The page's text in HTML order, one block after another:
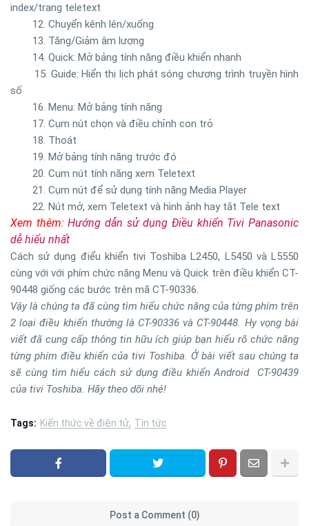
index/trang teletext
12. Chuyển kênh lên/xuống
13. Tăng/Giảm âm lượng
14. Quick: Mở bảng tính năng điều khiển nhanh
15. Guide: Hiển thị lịch phát sóng chương trình truyền hình
số
16. Menu: Mở bảng tính năng
17. Cụm nút chọn và điều chỉnh con trỏ
18. Thoát
19. Mở bảng tính năng trước đó
20. Cụm nút tính năng xem Teletext
21. Cụm nút để sử dụng tính năng Media Player
22. Nút mở, xem Teletext và hình ảnh hay tắt Tele text
Xem thêm:Hướng dẫn sử dụng Điều khiển Tivi Panasonic
dễ hiểu nhất
Cách sử dụng điểu khiển tivi Toshiba L2450, L5450 và L5550
cùng với với phím chức năng Menu và Quick trên điều khiển CT-
90448 giống các bước trên mã CT-90336.
Vậy là chúng ta đã cùng tìm hiểu chức năng của từng phím trên
2 loại điều khiển thường là CT-90336 và CT-90448. Hy vọng bài
viết đã cung cấp thông tin hữu ích giúp bạn hiểu rõ chức năng
từng phím điều khiển của tivi Toshiba. Ở bài viết sau chúng ta
sẽ cùng tìm hiểu cách sử dụng điều khiển Android CT-90439
của tivi Toshiba. Hãy theo dõi nhé!
Tags: Kiến thức về điện tử Tin tức
Post a Comment (0)